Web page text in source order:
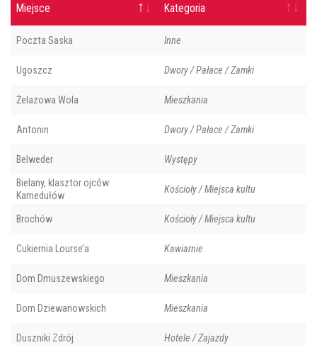
Miejsce Kategoria
Poczta Saska Inne
Ugoszcz Dwory / Pałace / Zamki
Żelazowa Wola Mieszkania
Antonin Dwory / Pałace / Zamki
Belweder Występy
Bielany, klasztor ojców
Kamedułów
Kościoły / Miejsca kultu
Brochów Kościoły / Miejsca kultu
Cukiernia Lourse’a Kawiarnie
Dom Dmuszewskiego Mieszkania
Dom Dziewanowskich Mieszkania
Duszniki Zdrój Hotele / Zajazdy